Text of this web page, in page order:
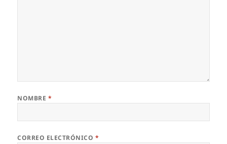
NOMBRE *
CORREO ELECTRÓNICO *